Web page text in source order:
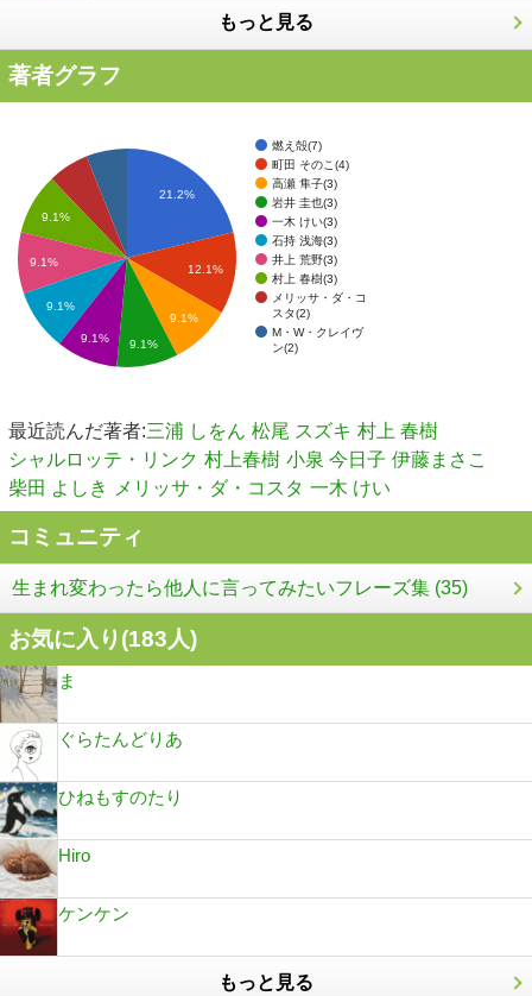
もっと見る
著者グラフ
燃え殻(7)
町田 そのこ(4)
高瀬 隼子(3)
岩井 圭也(3)
一木 けい(3)
石持 浅海(3)
井上 荒野(3)
村上 春樹(3)
メリッサ・ダ・コ
スタ(2)
M・W・クレイヴ
ン(2)
21.2%
12.1%
9.1%
9.1%
9.1%
9.1%
9.1%
9.1%
最近読んだ著者:三浦 しをん 松尾 スズキ 村上 春樹
シャルロッテ・リンク 村上春樹 小泉 今日子 伊藤まさこ
柴田 よしき
メリッサ・ダ・コスタ 一木 けい
コミュニティ
生まれ変わったら他人に言ってみたいフレーズ集 (35)
お気に入り(183人)
ま
ぐらたんどりあ
ひねもすのたり
Hiro
ケンケン
もっと見る